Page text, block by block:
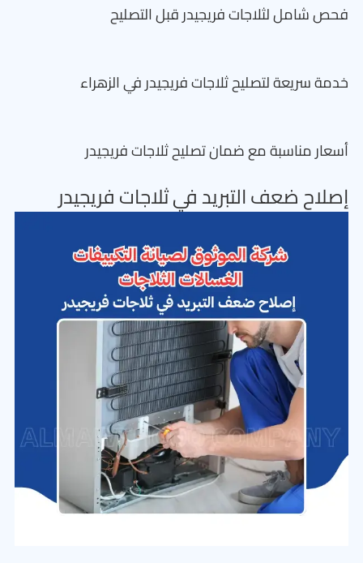
فحص شامل لثلاجات فريجيدر قبل التصليح
خدمة سريعة لتصليح ثلاجات فريجيدر في الزهراء
أسعار مناسبة مع ضمان تصليح ثلاجات فريجيدر
إصلاح ضعف التبريد في ثلاجات فريجيدر